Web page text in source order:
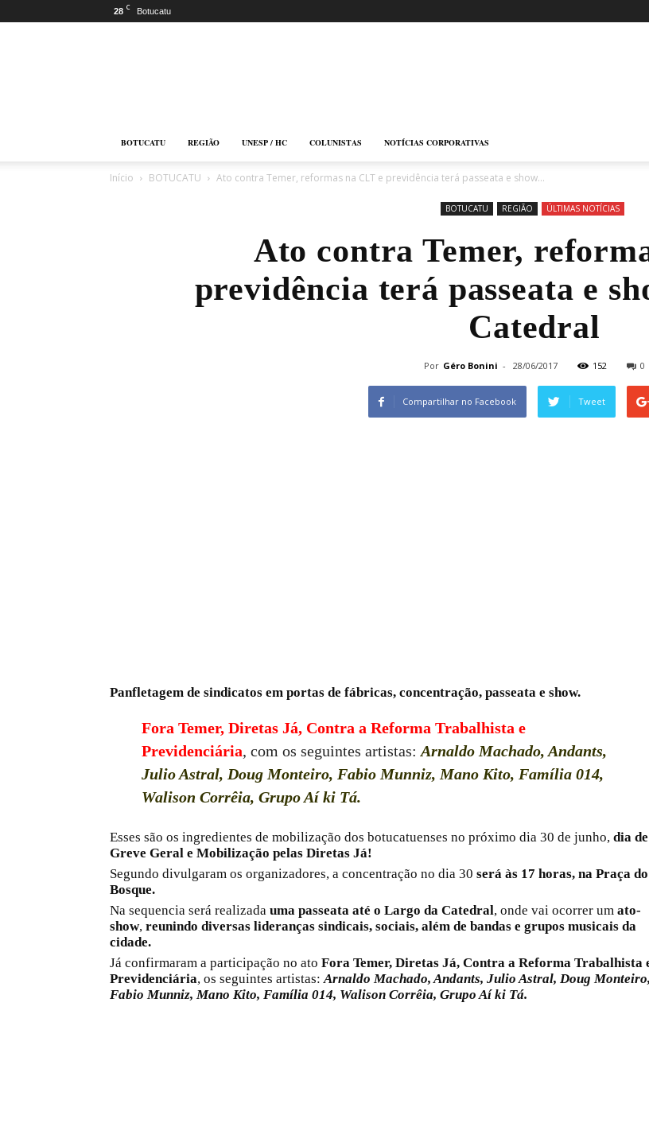
28 C Botucatu
BOTUCATU REGIÃO UNESP / HC COLUNISTAS NOTÍCIAS CORPORATIVAS
Início BOTUCATU Ato contra Temer, reformas na CLT e previdência terá passeata e show...
BOTUCATU REGIÃO ÚLTIMAS NOTÍCIAS
Ato contra Temer,
previdência terá passeata e
Catedral
Por Géro Bonini - 28/06/2017 152 0
Compartilhar no Facebook Tweet
Panfletagem de sindicatos em portas de fábricas, concentração, passeata e show.
Fora Temer, Diretas Já, Contra a Reforma Trabalhista e
Previdenciária, com os seguintes artistas: Arnaldo Machado, Andants,
Julio Astral, Doug Monteiro, Fabio Munniz, Mano Kito, Família 014,
Walison Corrêia, Grupo Aí ki Tá.
Esses são os ingredientes de mobilização dos botucatuenses no próximo dia 30 de junho, dia de
Greve Geral e Mobilização pelas Diretas Já!
Segundo divulgaram os organizadores, a concentração no dia 30 será às 17 horas, na Praça do
Bosque.
Na sequencia será realizada uma passeata até o Largo da Catedral, onde vai ocorrer um ato-
show, reunindo diversas lideranças sindicais, sociais, além de bandas e grupos musicais da
cidade.
Já confirmaram a participação no ato Fora Temer, Diretas Já, Contra a Reforma Trabalhista
Previdenciária, os seguintes artistas:Arnaldo Machado, Andants, Julio Astral, Doug Monteiro,
Fabio Munniz, Mano Kito, Família 014, Walison Corrêia, Grupo Aí ki Tá.